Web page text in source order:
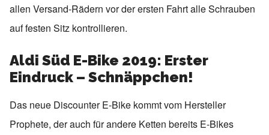
allen Versand-Rädern vor der ersten Fahrt alle Schrauben
auf festen Sitz kontrollieren.
Aldi Süd E-Bike 2019: Erster
Eindruck – Schnäppchen!
Das neue Discounter E-Bike kommt vom Hersteller
Prophete, der auch für andere Ketten bereits E-Bikes